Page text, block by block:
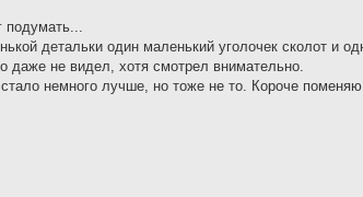
подумать...
детальки один маленький уголочек сколот и
даже не видел, хотя смотрел внимательно.
стало немного лучше, но тоже не то. Короче